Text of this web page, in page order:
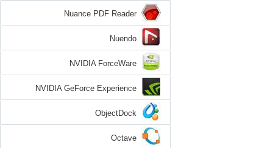
Nuance PDF Reader
Nuendo
NVIDIA ForceWare
NVIDIA GeForce Experience
ObjectDock
Octave